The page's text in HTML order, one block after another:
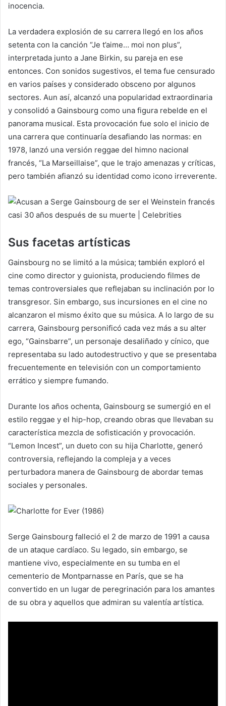
inocencia.
La verdadera explosión de su carrera llegó en los años
setenta con la canción “Je t’aime… moi non plus”,
interpretada junto a Jane Birkin, su pareja en ese
entonces. Con sonidos sugestivos, el tema fue censurado
en varios países y considerado obsceno por algunos
sectores. Aun así, alcanzó una popularidad extraordinaria
y consolidó a Gainsbourg como una figura rebelde en el
panorama musical. Esta provocación fue solo el inicio de
una carrera que continuaría desafiando las normas: en
1978, lanzó una versión reggae del himno nacional
francés, “La Marseillaise”, que le trajo amenazas y críticas,
pero también afianzó su identidad como icono irreverente.
Sus facetas artísticas
Gainsbourg no se limitó a la música; también exploró el
cine como director y guionista, produciendo filmes de
temas controversiales que reflejaban su inclinación por lo
transgresor. Sin embargo, sus incursiones en el cine no
alcanzaron el mismo éxito que su música. A lo largo de su
carrera, Gainsbourg personificó cada vez más a su alter
ego, “Gainsbarre”, un personaje desaliñado y cínico, que
representaba su lado autodestructivo y que se presentaba
frecuentemente en televisión con un comportamiento
errático y siempre fumando.
Durante los años ochenta, Gainsbourg se sumergió en el
estilo reggae y el hip-hop, creando obras que llevaban su
característica mezcla de sofisticación y provocación.
“Lemon Incest”, un dueto con su hija Charlotte, generó
controversia, reflejando la compleja y a veces
perturbadora manera de Gainsbourg de abordar temas
sociales y personales.
Serge Gainsbourg falleció el 2 de marzo de 1991 a causa
de un ataque cardíaco. Su legado, sin embargo, se
mantiene vivo, especialmente en su tumba en el
cementerio de Montparnasse en París, que se ha
convertido en un lugar de peregrinación para los amantes
de su obra y aquellos que admiran su valentía artística.